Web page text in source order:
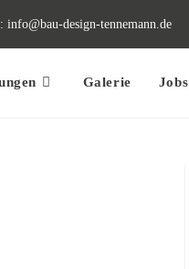
: info@bau-design-tennemann.de
Galerie Jobs